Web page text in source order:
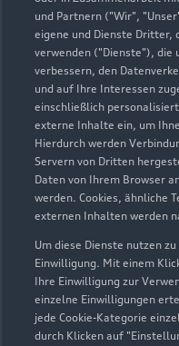
und Partnern ("Wir",
eigene und Dienste Dritter,
verwenden ("Dienste"), die
verbessern, den
und auf Ihre Interessen
einschließlich
externe Inhalte ein, um
Hierdurch werden
Servern von Dritten
Daten von Ihrem Browser
werden. Cookies, ähnliche
externen Inhalten werden
Um diese Dienste nutzen
Einwilligung. Mit einem
Ihre Einwilligung zur
einzelne Einwilligungen
jede Cookie-Kategorie
durch Klicken auf
Ruppiner Straße
16761
03302 88980